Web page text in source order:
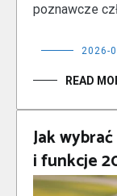
poznawcze
2026-
READ
Jak
i funkcje